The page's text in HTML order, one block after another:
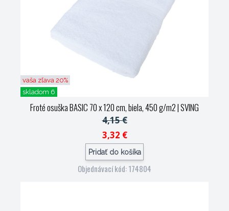
vaša zľava 20%
skladom 6
Froté osuška BASIC 70 x 120 cm, biela, 450 g/m2| SVING
4,15 €
3,32 €
Pridať do košíka
Objednávací kód: 174804